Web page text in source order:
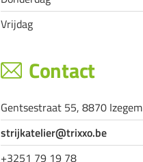
Vrijdag
Contact
Gentsestraat 55, 8870 Izegem
strijkatelier@trixxo.be
+3251 79 19 78